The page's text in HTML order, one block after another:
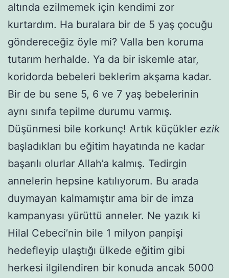
altında ezilmemek için kendimi zor
kurtardım. Ha buralara bir de 5 yaş çocuğu
göndereceğiz öyle mi? Valla ben koruma
tutarım herhalde. Ya da bir iskemle atar,
koridorda bebeleri beklerim akşama kadar.
Bir de bu sene 5, 6 ve 7 yaş bebelerinin
aynı sınıfa tepilme durumu varmış.
Düşünmesi bile korkunç! Artık küçükler ezik
başladıkları bu eğitim hayatında ne kadar
başarılı olurlar Allah’a kalmış. Tedirgin
annelerin hepsine katılıyorum. Bu arada
duymayan kalmamıştır ama bir de imza
kampanyası yürüttü anneler. Ne yazık ki
Hilal Cebeci’nin bile 1 milyon panpişi
hedefleyip ulaştığı ülkede eğitim gibi
herkesi ilgilendiren bir konuda ancak 5000